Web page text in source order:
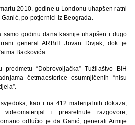
2010. godine u Londonu uhapšen ratni
po potjernici iz Beograda.
samo godinu dana kasnije uhapšen i dugo
general ARBiH Jovan Divjak, dok je
Backovića.
“Dobrovoljačka” Tužilaštvo BiH
četrnaestorice osumnjičenih “nisu
kao i na 412 materijalnih dokaza,
i presretnute razgovore,
odlučio je da Ganić, generali Armije